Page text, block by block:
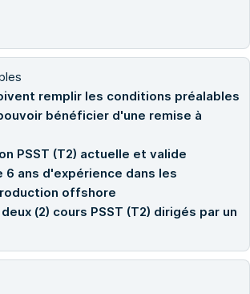
remplir les conditions préalables
bénéficier d'une remise à
PSST (T2) actuelle et valide
6 ans d'expérience dans les
offshore
(2) cours PSST (T2) dirigés par un